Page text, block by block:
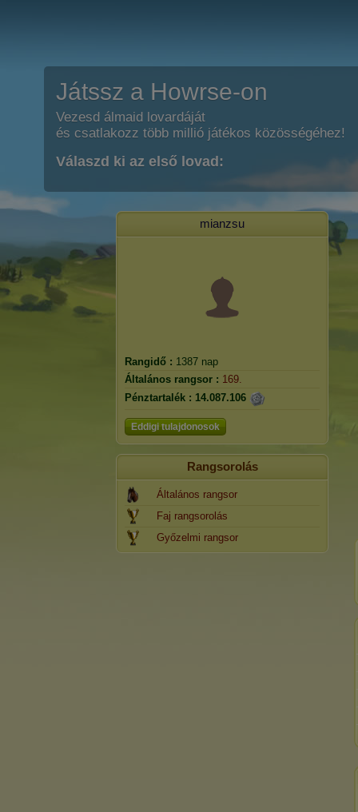
Játssz a Howrse-on
Vezesd álmaid lovardáját
és csatlakozz több millió játékos közösségéhez!
Válaszd ki az első lovad:
mianzsu
Rangidő : 1387 nap
Általános rangsor : 169.
Pénztartalék : 14.087.106
Eddigi tulajdonosok
Rangsorolás
Általános rangsor
Faj rangsorolás
Győzelmi rangsor